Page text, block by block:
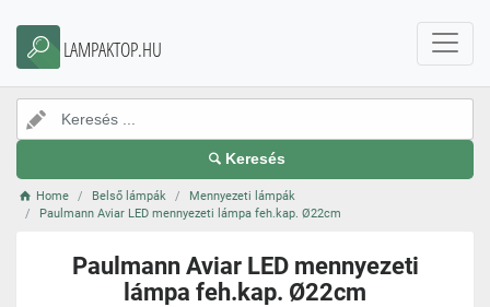
LAMPAKTOP.HU
Keresés
Home Belső lámpák
Mennyezeti lámpák
Paulmann Aviar LED mennyezeti lámpa feh.kap. Ø22cm
Paulmann Aviar LED mennyezeti
lámpa feh.kap. Ø22cm